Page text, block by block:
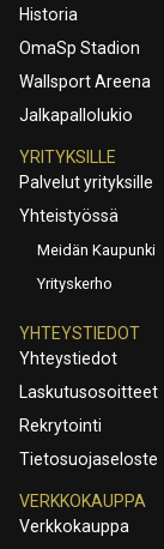
Historia
OmaSp Stadion
Wallsport Areena
Jalkapallolukio
YRITYKSILLE
Palvelut yrityksille
Yhteistyössä
Meidän Kaupunki
Yrityskerho
YHTEYSTIEDOT
Yhteystiedot
Laskutusosoitteet
Rekrytointi
Tietosuojaseloste
VERKKOKAUPPA
Verkkokauppa